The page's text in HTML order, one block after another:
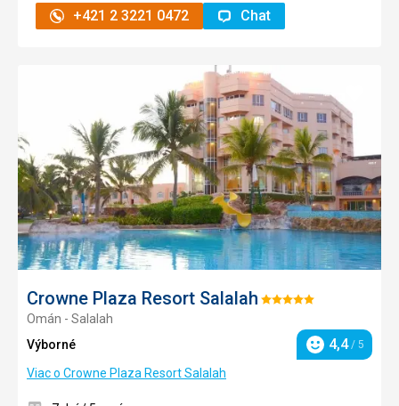
+421 2 3221 0472 Chat
Crowne Plaza Resort Salalah Hodnotenie:
Omán - Salalah
Výborné
Hodnotenie
4,4/ 5
Viac o Crowne Plaza Resort Salalah